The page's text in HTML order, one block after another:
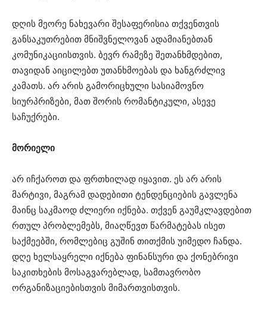
დღის მეორე ნახევარი შესაფერისია თქვენთვის
განსაკუთრებით მნიშვნელოვან ადამიანებთან
კომუნიკაციისთვის. ბევრ რამეზე შეთანხმდებით,
თავიდან აიცილებთ უთანხმოებას და ხანგრძლივ
კამათს. არ არის გამორიცხული სასიამოვნო
სიურპრიზები, მათ შორის რომანტიკული, ასევე
საჩუქრები.
მორიელი
არ იჩქაროთ და ფრთხილად იყავით. ეს არ არის
მარტივი, მაგრამ დადებითი ტენდენციების გავლენა
მაინც საკმაოდ ძლიერი იქნება. თქვენ გაუმკლავდებით
რთულ პრობლემებს, მიაღწევთ წარმატებას ისეთ
საქმეებში, რომლებიც გუშინ თითქმის უიმედო ჩანდა.
დღე ხელსაყრელი იქნება ფინანსური და ქონებრივი
საკითხების მოსაგვარებლად, სამთავრობო
ორგანიზაციებისთვის მიმართვისთვის.